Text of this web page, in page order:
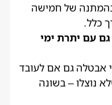
של חמישה
כלל.
עם יתרת ימי
אבטלה גם אם לעובד
נוצלו – בשונה